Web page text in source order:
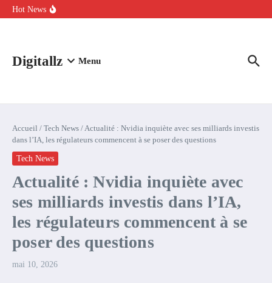
Aller au contenu
Hot News
Comment l’IA simplifie la data de caisse pour la transformer en
Digitallz Menu
Accueil / Tech News /Actualité : Nvidia inquiète avec ses milliards investis
dans l’IA, les régulateurs commencent à se poser des questions
Tech News
Actualité : Nvidia inquiète avec
ses milliards investis dans l’IA,
les régulateurs commencent à se
poser des questions
mai 10, 2026